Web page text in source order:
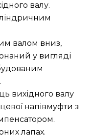
валу.
валом вниз,
у вигляді
вихідного валу
напівмуфти з
лапах.